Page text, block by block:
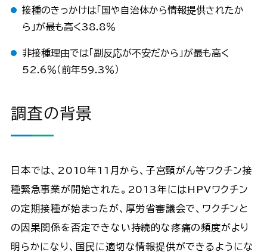
接種のきっかけは「国や自治体から情報提供されたか
ら」が最も高く38.8％
非接種理由では「副反応が不安だから」が最も高く
52.6％（前年59.3％）
調査の背景
日本では、2010年11月から、子宮頸がん等ワクチン接
種緊急事業が開始された。2013年にはHPVワクチン
の定期接種が始まったが、厚労省審議会で、ワクチンと
の因果関係を否定できない持続的な疼痛の頻度がより
明らかになり、国民に適切な情報提供ができるようにな